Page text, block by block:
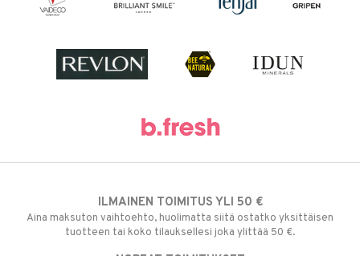
ILMAINEN TOIMITUS YLI 50 €
Aina maksuton vaihtoehto, huolimatta siitä ostatko yksittäisen
tuotteen tai koko tilauksellesi joka ylittää 50 €.